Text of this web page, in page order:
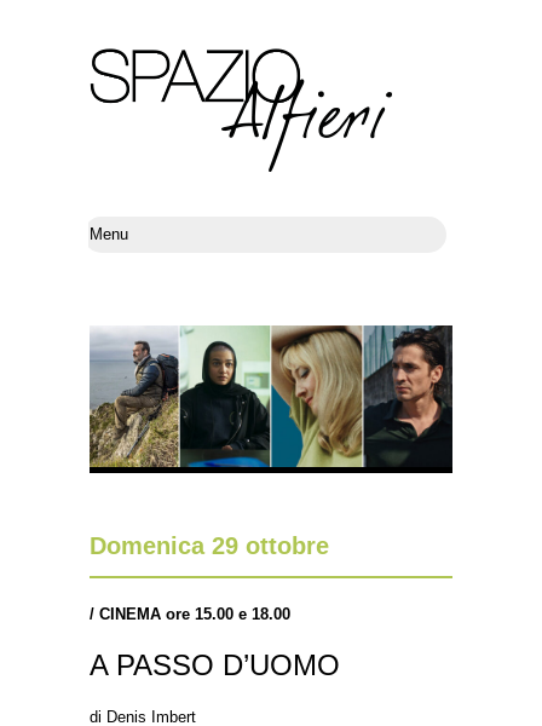
Domenica 29 ottobre
/ CINEMA ore 15.00 e 18.00
A PASSO D’UOMO
di Denis Imbert